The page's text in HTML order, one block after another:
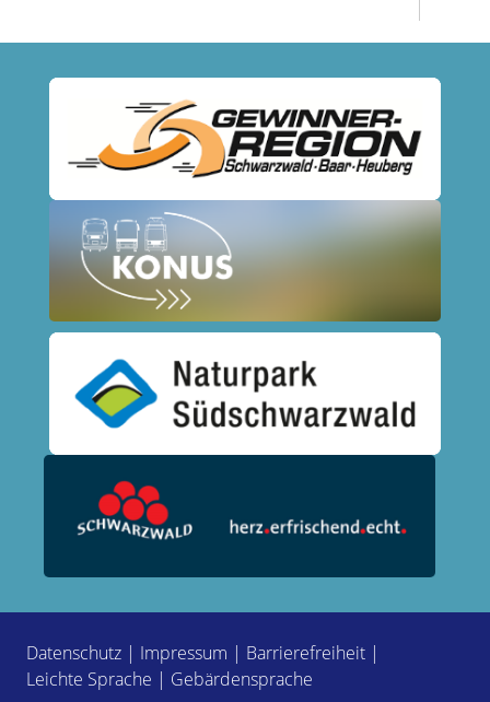
Datenschutz | Impressum | Barrierefreiheit |
Leichte Sprache | Gebärdensprache